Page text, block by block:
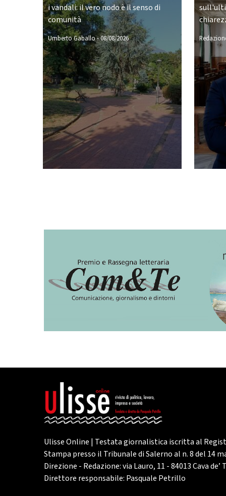
i vandali: il vero nodo è il senso di
comunità
Umberto Gaballo-08/08/2026
Ulisse Online | Testata giornalistica iscritta al
Stampa presso il Tribunale di Salerno al n. 8 del 14
Direzione - Redazione: via Lauro, 11 - 84013 Cava de’
Direttore responsabile: Pasquale Petrillo